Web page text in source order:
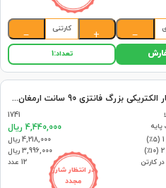
−
+
کارتنی
−
تعداد:1
در انتظار شارژ
مجدد
گیتار الکتریکی بزرگ فانتزی 90 سانت ارمغان (12)
1741
4,440,000 ریال
4,218,000 ریال
3,996,000 ریال
کارتن
12 عدد